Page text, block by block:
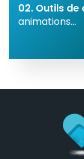
02. Outils
animations...